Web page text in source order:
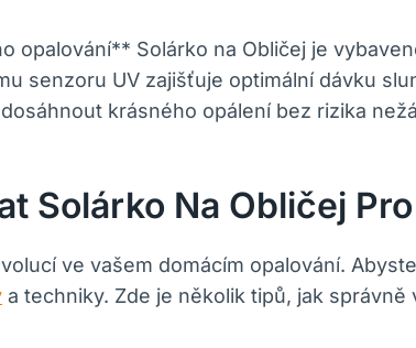
opalování** Solárko na Obličej je
senzoru UV zajišťuje optimální dávku
krásného opálení bez rizika
Solárko Na Obličej
ve vašem domácím opalování.
a techniky. Zde je několik tipů, jak